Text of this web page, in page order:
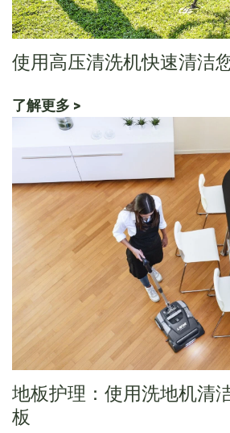
使用高压清洗机快速清洁
了解更多 >
地板护理：使用洗地机清
板